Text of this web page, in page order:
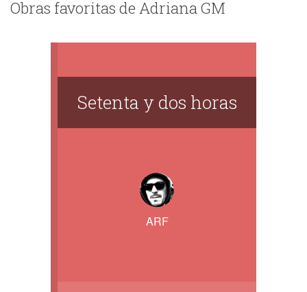
Obras favoritas de Adriana GM
Setenta y dos horas
ARF